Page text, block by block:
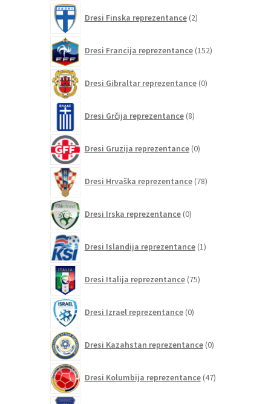
Dresi Finska reprezentance 2izdelka
Dresi Francija reprezentance 152izdelkov
Dresi Gibraltar reprezentance 0izdelkov
Dresi Grčija reprezentance 8izdelkov
Dresi Gruzija reprezentance 0izdelkov
Dresi Hrvaška reprezentance 78izdelkov
Dresi Irska reprezentance 0izdelkov
Dresi Islandija reprezentance 1izdelek
Dresi Italija reprezentance 75izdelkov
Dresi Izrael reprezentance 0izdelkov
Dresi Kazahstan reprezentance 0izdelkov
Dresi Kolumbija reprezentance 47izdelkov